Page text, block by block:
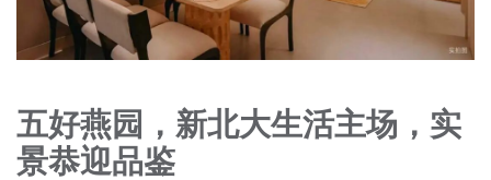
五好燕园，新北大生活主场，实
景恭迎品鉴